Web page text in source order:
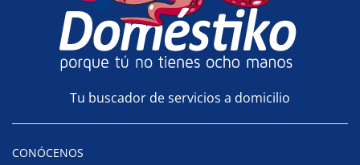
Tu buscador de servicios a domicilio
CONÓCENOS